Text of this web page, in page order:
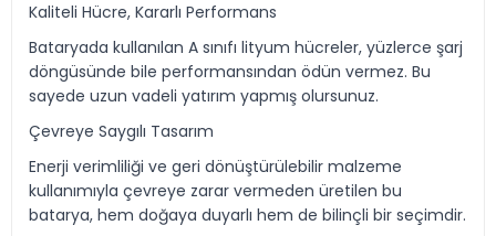
Kaliteli Hücre, Kararlı Performans
Bataryada kullanılan A sınıfı lityum hücreler, yüzlerce şarj
döngüsünde bile performansından ödün vermez. Bu
sayede uzun vadeli yatırım yapmış olursunuz.
Çevreye Saygılı Tasarım
Enerji verimliliği ve geri dönüştürülebilir malzeme
kullanımıyla çevreye zarar vermeden üretilen bu
batarya, hem doğaya duyarlı hem de bilinçli bir seçimdir.